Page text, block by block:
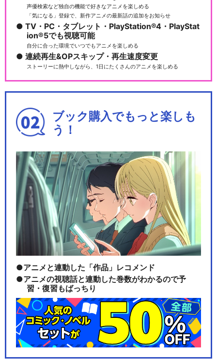
ワンピース 第406～407話
ワンピース インペルダウン編
ワンピース マリンフォード編
ワンピース 魚人島編
ワンピース 第575～578話
声優検索など独自の機能で好きなアニメを楽しめる
「気になる」登録で、新作アニメの最新話の追加をお知らせ
TV・PC・タブレット・PlayStation®4・PlayStat
ion®5でも視聴可能
自分に合った環境でいつでもアニメを楽しめる
連続再生&OPスキップ・再生速度変更
ストーリーに熱中しながら、1日にたくさんのアニメを楽しめる
ブック購入でもっと楽しも
う！
アニメと連動した「作品」レコメンド
アニメの視聴話と連動した巻数がわかるので予
習・復習もばっちり